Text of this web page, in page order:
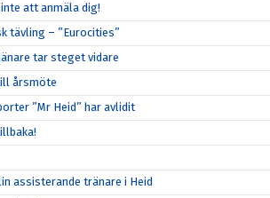
att anmäla dig!
tävling – ”Eurocities”
tar steget vidare
årsmöte
”Mr Heid” har avlidit
assisterande tränare i Heid